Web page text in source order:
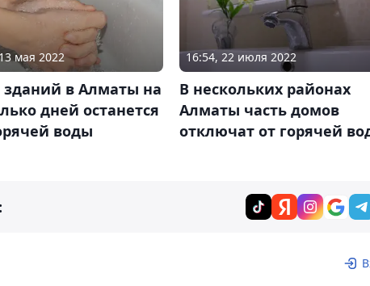
мая 2022
зданий в Алматы на
дней останется
воды
16:54, 22 июля 2022
В нескольких районах
Алматы часть домов
отключат от горячей